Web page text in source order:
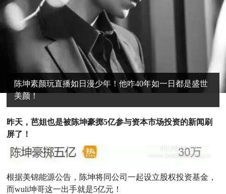
陈坤素颜玩直播如日漫少年！他咋40年如一日都是盛世
美颜！
昨天，芭姐也是被陈坤豪掷5亿参与资本市场投资的新闻刷
屏了！
根据美锦能源公告，陈坤将同公司一起设立股权投资基金，
而wuli坤哥这一出手就是5亿元！